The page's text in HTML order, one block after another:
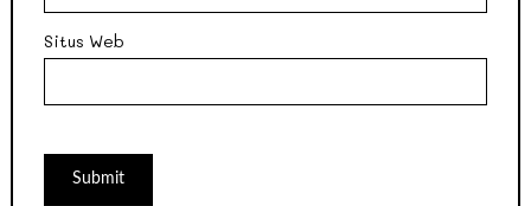
Situs Web